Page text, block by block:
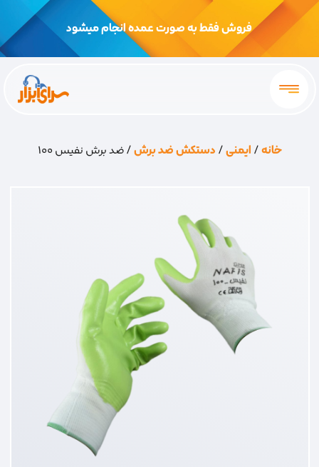
فروش فقط به صورت عمده انجام میشود
خانه/ایمنی/دستکش ضد برش/ ضد برش نفیس 100